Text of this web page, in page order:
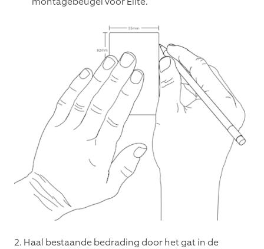
2. Haal bestaande bedrading door het gat in de